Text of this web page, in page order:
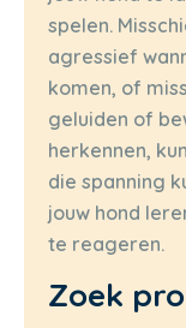
spelen.
agressief
komen, of
geluiden of
herkennen,
die spanning
jouw hond
te reageren.
Zoek